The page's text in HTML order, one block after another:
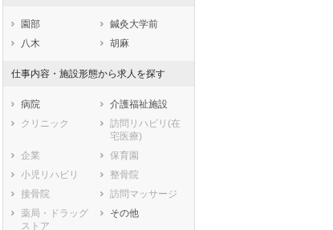
香川県
愛媛県
高知県
福岡県
佐賀県
鹿児島県
沖縄県
京都市西京区
市部
綾部市
宇治市
宮津市
亀岡市
城陽市
向日市
八幡市
京田辺市
京丹後市
南丹市
木津川市
乙訓郡大山崎町
久世郡久御山町
綴喜郡井手町
綴喜郡宇治田原
園部
鍼灸大学前
八木
胡麻
仕事内容・施設形態から求人を探す
病院
介護福祉施設
クリニック
訪問リハビリ(在
宅医療)
企業
保育園
小児リハビリ
整骨院
接骨院
訪問マッサージ
薬局・ドラッグ
ストア
その他